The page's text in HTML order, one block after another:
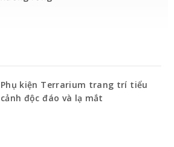
Phụ kiện Terrarium trang trí tiểu
cảnh độc đáo và lạ mắt